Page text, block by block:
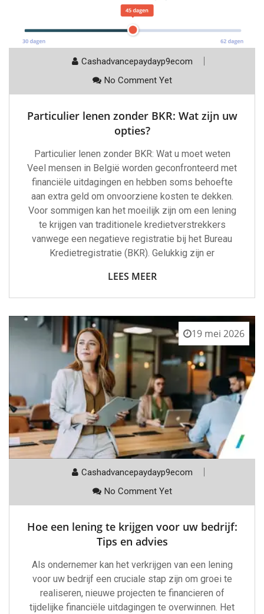
Cashadvancepaydayp9ecom
No Comment Yet
Particulier lenen zonder BKR: Wat zijn uw
opties?
Particulier lenen zonder BKR: Wat u moet weten
Veel mensen in België worden geconfronteerd met
financiële uitdagingen en hebben soms behoefte
aan extra geld om onvoorziene kosten te dekken.
Voor sommigen kan het moeilijk zijn om een lening
te krijgen van traditionele kredietverstrekkers
vanwege een negatieve registratie bij het Bureau
Kredietregistratie (BKR). Gelukkig zijn er
LEES MEER
19 mei 2026
Cashadvancepaydayp9ecom
No Comment Yet
Hoe een lening te krijgen voor uw bedrijf:
Tips en advies
Als ondernemer kan het verkrijgen van een lening
voor uw bedrijf een cruciale stap zijn om groei te
realiseren, nieuwe projecten te financieren of
tijdelijke financiële uitdagingen te overwinnen. Het